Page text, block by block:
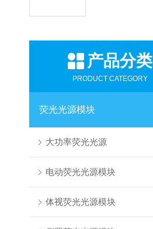
产品分类
PRODUCT CATEGORY
荧光光源模块
大功率荧光光源
电动荧光光源模块
体视荧光光源模块